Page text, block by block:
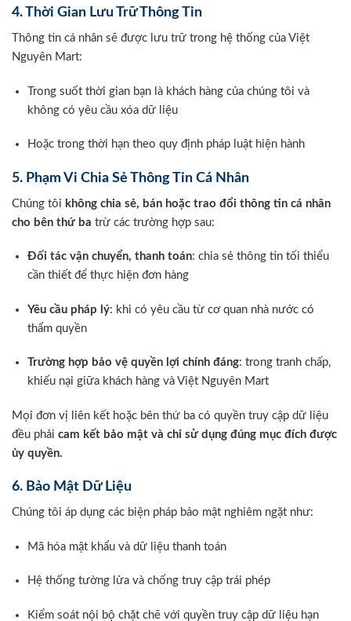
4. Thời Gian Lưu Trữ Thông Tin
Thông tin cá nhân sẽ được lưu trữ trong hệ thống của Việt
Nguyên Mart:
Trong suốt thời gian bạn là khách hàng của chúng tôi và
không có yêu cầu xóa dữ liệu
Hoặc trong thời hạn theo quy định pháp luật hiện hành
5. Phạm Vi Chia Sẻ Thông Tin Cá Nhân
Chúng tôi không chia sẻ, bán hoặc trao đổi thông tin cá nhân
cho bên thứ ba trừ các trường hợp sau:
Đối tác vận chuyển, thanh toán: chia sẻ thông tin tối thiểu
cần thiết để thực hiện đơn hàng
Yêu cầu pháp lý: khi có yêu cầu từ cơ quan nhà nước có
thẩm quyền
Trường hợp bảo vệ quyền lợi chính đáng: trong tranh chấp,
khiếu nại giữa khách hàng và Việt Nguyên Mart
Mọi đơn vị liên kết hoặc bên thứ ba có quyền truy cập dữ liệu
đều phải cam kết bảo mật và chỉ sử dụng đúng mục đích được
ủy quyền.
6. Bảo Mật Dữ Liệu
Chúng tôi áp dụng các biện pháp bảo mật nghiêm ngặt như:
Mã hóa mật khẩu và dữ liệu thanh toán
Hệ thống tường lửa và chống truy cập trái phép
Kiểm soát nội bộ chặt chẽ với quyền truy cập dữ liệu hạn